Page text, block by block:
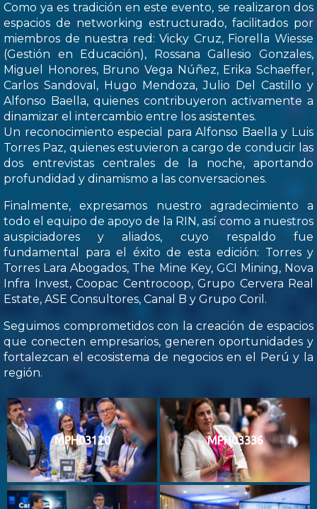
Como ya es tradición en este evento, se realizaron dos
espacios de networking estructurado, facilitados por
miembros de nuestra red: Vicky Cruz, Fiorella Wiesse
(Gestión en Educación), Rossana Gallesio Gonzales,
Miguel Honores, Bruno Vega Núñez, Erika Schaeffer,
Carlos Sandoval, Hugo Mendoza, Julio Del Castillo y
Alfonso Baella, quienes contribuyeron activamente a
dinamizar el intercambio entre los asistentes.
Un reconocimiento especial para Alfonso Baella y Luis
Torres Paz, quienes estuvieron a cargo de conducir las
dos entrevistas centrales de la noche, aportando
profundidad y dinamismo a las conversaciones.
Finalmente, expresamos nuestro agradecimiento a
todo el equipo de apoyo de la RIN, así como a nuestros
auspiciadores y aliados, cuyo respaldo fue
fundamental para el éxito de esta edición: Torres y
Torres Lara Abogados, The Mine Key, GCI Mining, Nova
Infra Invest, Coopac Centrocoop, Grupo Cervera Real
Estate, ASE Consultores, Canal B y Grupo Coril.
Seguimos comprometidos con la creación de espacios
que conecten empresarios, generen oportunidades y
fortalezcan el ecosistema de negocios en el Perú y la
región.
MPH03120 MPH03336